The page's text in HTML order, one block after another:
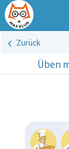
Zurück
Üben